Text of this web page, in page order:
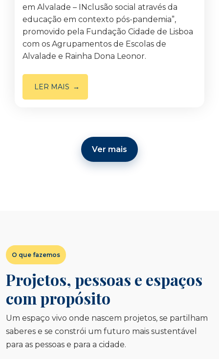
em Alvalade – INclusão social através da
educação em contexto pós-pandemia”,
promovido pela Fundação Cidade de Lisboa
com os Agrupamentos de Escolas de
Alvalade e Rainha Dona Leonor.
LER MAIS
Ver mais
O que fazemos
Projetos, pessoas e espaços
com propósito
Um espaço vivo onde nascem projetos, se partilham
saberes e se constrói um futuro mais sustentável
para as pessoas e para a cidade.